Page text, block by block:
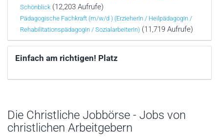
Schönblick (12,203 Aufrufe)
Pädagogische Fachkraft (m/w/d ) (ErzieherIn / HeilpädagogIn /
RehabilitationspädagogIn / SozialarbeiterIn) (11,719 Aufrufe)
Einfach am richtigen! Platz
Die Christliche Jobbörse - Jobs von
christlichen Arbeitgebern